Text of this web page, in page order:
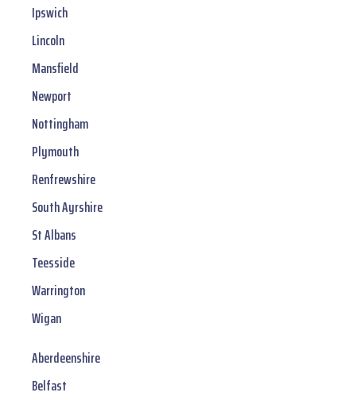
Ipswich
Lincoln
Mansfield
Newport
Nottingham
Plymouth
Renfrewshire
South Ayrshire
St Albans
Teesside
Warrington
Wigan
Aberdeenshire
Belfast